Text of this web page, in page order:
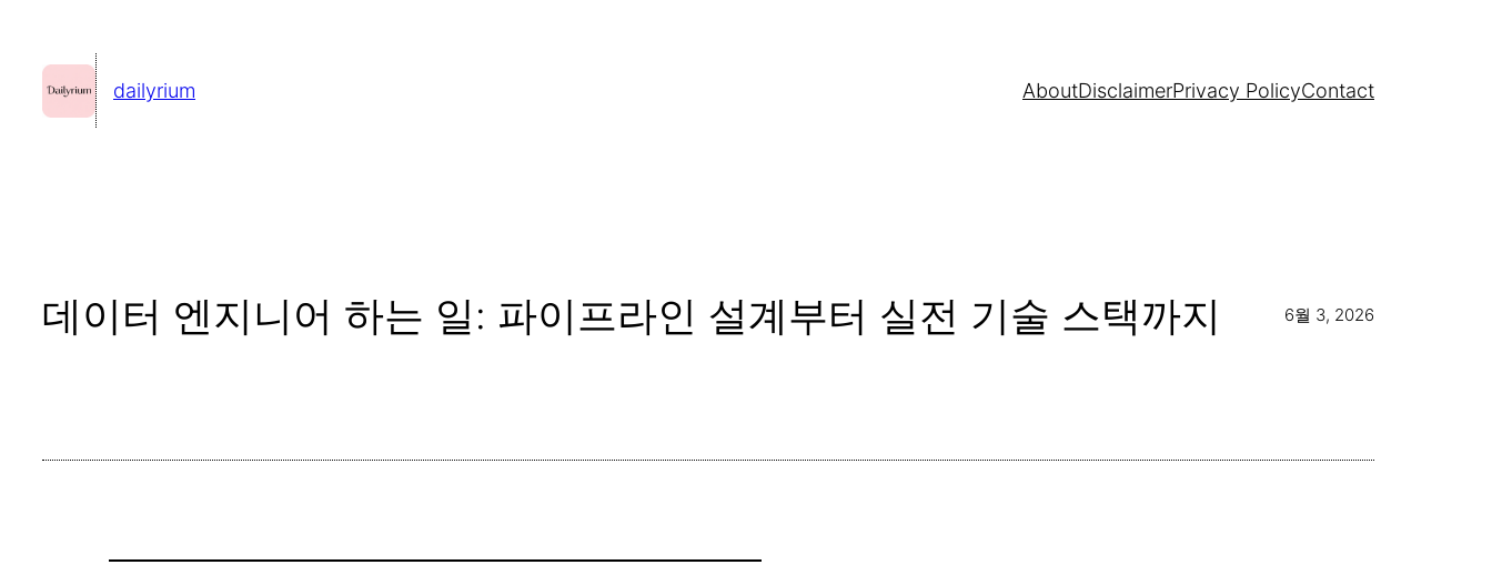
dailyrium AboutDisclaimerPrivacy PolicyContact
데이터 엔지니어 하는 일: 파이프라인 설계부터 실전 기술 스택까지 6월 3, 2026